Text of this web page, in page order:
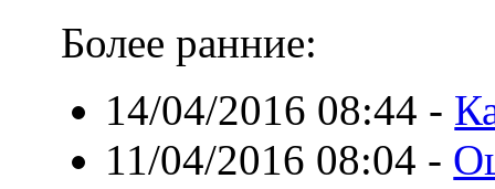
Более ранние:
14/04/2016 08:44 -
11/04/2016 08:04 -